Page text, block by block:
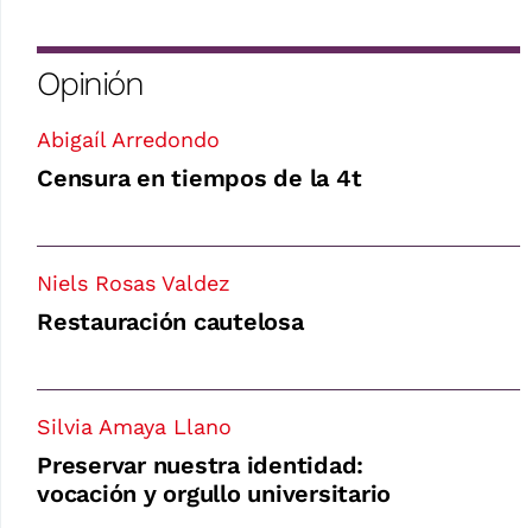
Opinión
Abigaíl Arredondo
Censura en tiempos de la 4t
Niels Rosas Valdez
Restauración cautelosa
Silvia Amaya Llano
Preservar nuestra identidad:
vocación y orgullo universitario